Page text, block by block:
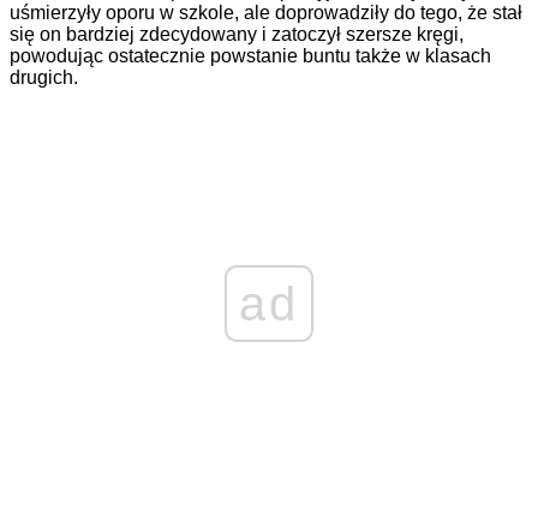
uśmierzyły oporu w szkole, ale doprowadziły do tego, że stał
się on bardziej zdecydowany i zatoczył szersze kręgi,
powodując ostatecznie powstanie buntu także w klasach
drugich.
ad